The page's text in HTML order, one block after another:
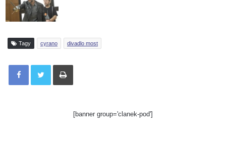
Tagy cyrano divadlo most
Tisknout
[banner group='clanek-pod']